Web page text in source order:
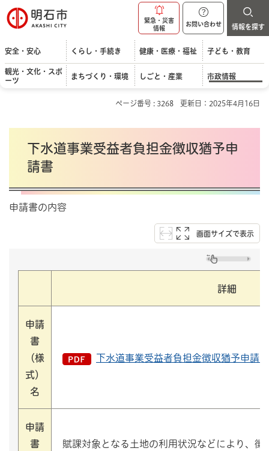
明石市
緊急・災害
情報
お問い合わせ 情報を探す
安全・安心 くらし・手続き 健康・医療・福祉 子ども・教育
観光・文化・スポ
ーツ
まちづくり・環境 しごと・産業 市政情報
ページ番号 : 3268 更新日：2025年4月16日
下水道事業受益者負担金徴収猶予申
請書
申請書の内容
画面サイズで表示
詳細
申請
書
（様
式）
名
下水道事業受益者負担金徴収猶予申請
申請
書
賦課対象となる土地の利用状況などにより、徴